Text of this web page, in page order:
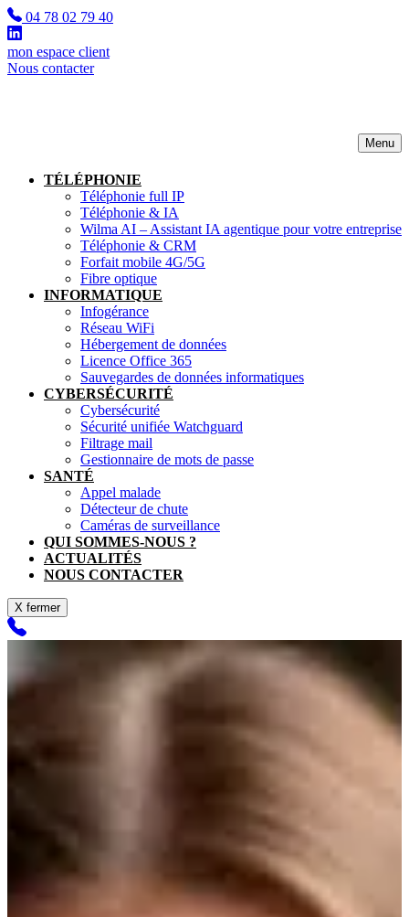
04 78 02 79 40
mon espace client
Nous contacter
Menu
TÉLÉPHONIE
Téléphonie full IP
Téléphonie & IA
Wilma AI – Assistant IA agentique pour votre entreprise
Téléphonie & CRM
Forfait mobile 4G/5G
Fibre optique
INFORMATIQUE
Infogérance
Réseau WiFi
Hébergement de données
Licence Office 365
Sauvegardes de données informatiques
CYBERSÉCURITÉ
Cybersécurité
Sécurité unifiée Watchguard
Filtrage mail
Gestionnaire de mots de passe
SANTÉ
Appel malade
Détecteur de chute
Caméras de surveillance
QUI SOMMES-NOUS ?
ACTUALITÉS
NOUS CONTACTER
X fermer